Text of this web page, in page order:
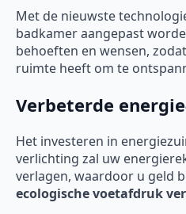
Met de nieuwste
badkamer aangepast
behoeften en wensen,
ruimte heeft om te
Verbeterde
Het investeren in
verlichting zal uw
verlagen, waardoor u geld
ecologische voetafdruk